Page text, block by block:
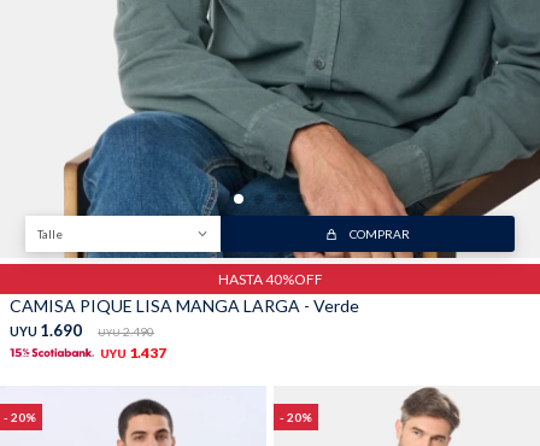
Talle COMPRAR
HASTA 40%OFF
CAMISA PIQUE LISA MANGA LARGA - Verde
UYU 1.690 UYU 2.490
UYU 1.437
20 20